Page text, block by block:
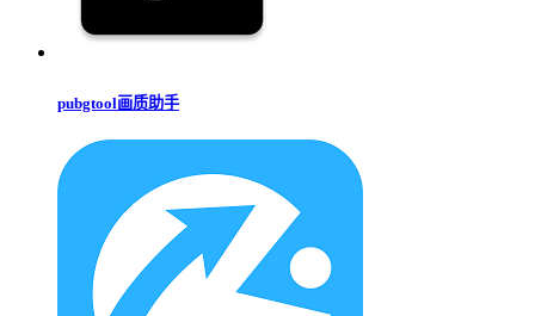
pubgtool画质助手